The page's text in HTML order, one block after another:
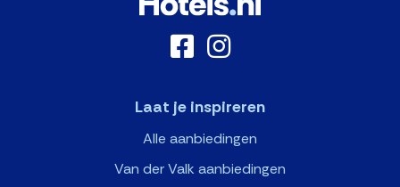
Laat je inspireren
Alle aanbiedingen
Van der Valk aanbiedingen